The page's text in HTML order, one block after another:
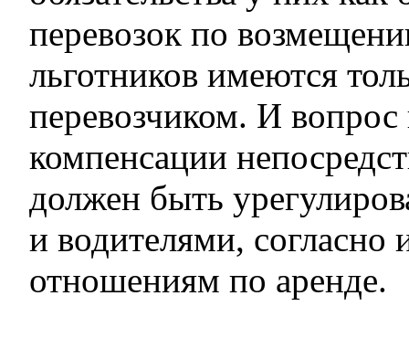
перевозок по
льготников имеются
перевозчиком. И
компенсации
должен быть
и водителями,
отношениям по аренде.